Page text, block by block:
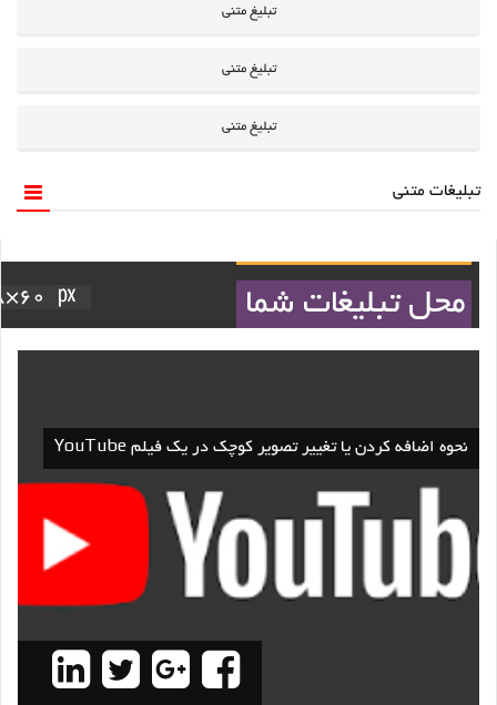
تبلیغ متنی
تبلیغ متنی
تبلیغ متنی
تبلیغات متنی
نحوه اضافه کردن یا تغییر تصویر کوچک در یک فیلم YouTube